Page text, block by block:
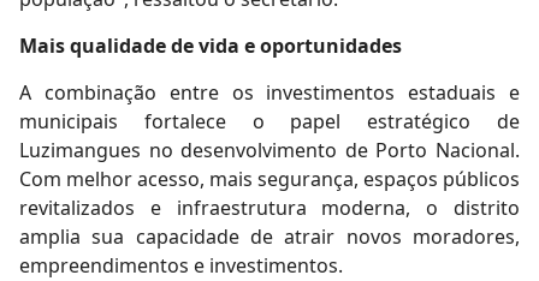
Mais qualidade de vida e oportunidades
A combinação entre os investimentos estaduais e
municipais fortalece o papel estratégico de
Luzimangues no desenvolvimento de Porto Nacional.
Com melhor acesso, mais segurança, espaços públicos
revitalizados e infraestrutura moderna, o distrito
amplia sua capacidade de atrair novos moradores,
empreendimentos e investimentos.